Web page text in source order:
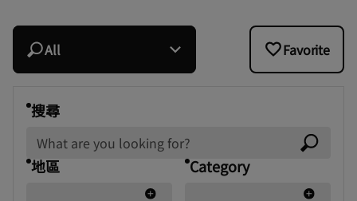
All Favorite
搜尋
地區 Category